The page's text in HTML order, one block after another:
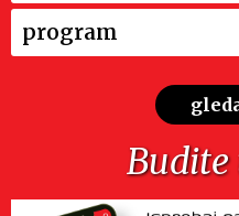
program
Budite